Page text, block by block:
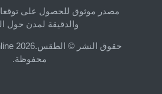
مصدر موثوق للحصول على
والدقيقة لمدن حول
محفوظة.